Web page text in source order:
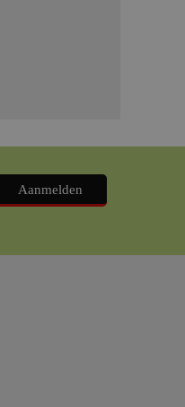
Aanmelden